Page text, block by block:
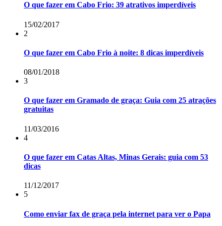
O que fazer em Cabo Frio: 39 atrativos imperdíveis
15/02/2017
2
O que fazer em Cabo Frio à noite: 8 dicas imperdíveis
08/01/2018
3
O que fazer em Gramado de graça: Guia com 25 atrações
gratuitas
11/03/2016
4
O que fazer em Catas Altas, Minas Gerais: guia com 53
dicas
11/12/2017
5
Como enviar fax de graça pela internet para ver o Papa